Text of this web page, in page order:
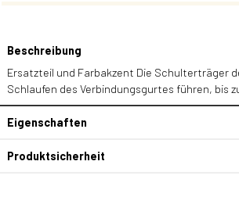
Beschreibung
Ersatzteil und Farbakzent Die Schulterträger
Schlaufen des Verbindungsgurtes führen, bis
Eigenschaften
Produktsicherheit